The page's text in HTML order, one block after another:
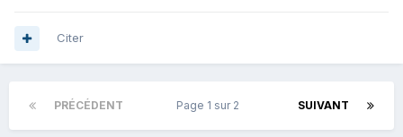
Citer
PRÉCÉDENT SUIVANT
Page 1 sur 2